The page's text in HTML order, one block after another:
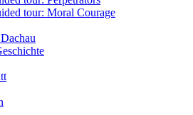
tour: Moral Courage